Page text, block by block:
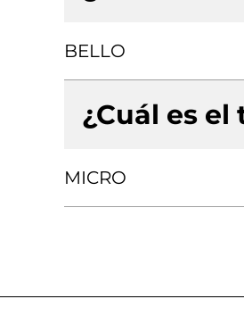
BELLO
¿Cuál es
MICRO